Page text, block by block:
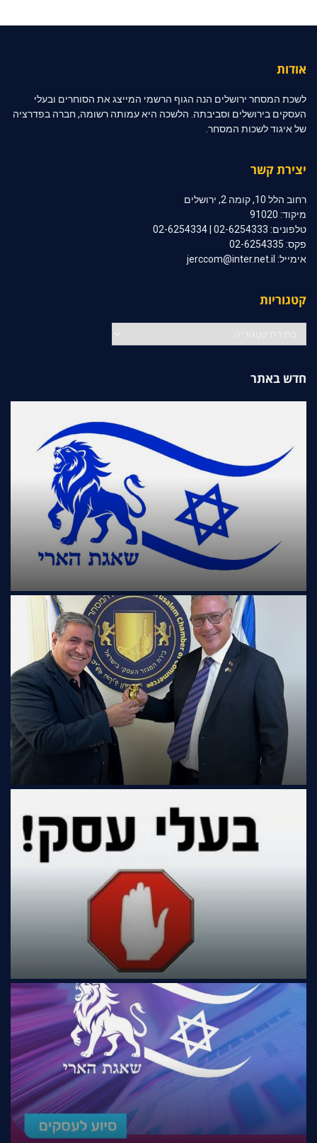
אודות
לשכת המסחר ירושלים הנה הגוף הרשמי המייצג את הסוחרים ובעלי
העסקים בירושלים וסביבתה. הלשכה היא עמותה רשומה, חברה בפדרציה
של איגוד לשכות המסחר.
יצירת קשר
רחוב הלל 10, קומה 2, ירושלים
מיקוד: 91020
טלפונים: 02-6254333 | 02-6254334
פקס: 02-6254335
אימייל: jerccom@inter.net.il
קטגוריות
חדש באתר